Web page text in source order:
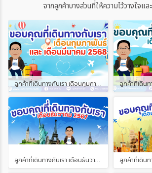
จากลูกค้าบางส่วนที่ให้ความไว้วางใจแล
ลูกค้าที่เดินทางกับเรา เดือนกุมภาพันธ์ และเดือนมีนาคม 2568
ลูกค้าที่เดินทางกับเรา เดือนธันวาคม 2567